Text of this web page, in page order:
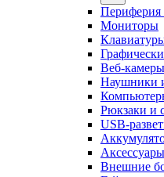
Периферия
Мониторы
Веб-камеры
Наушники
Рюкзаки и
USB-
Внешние